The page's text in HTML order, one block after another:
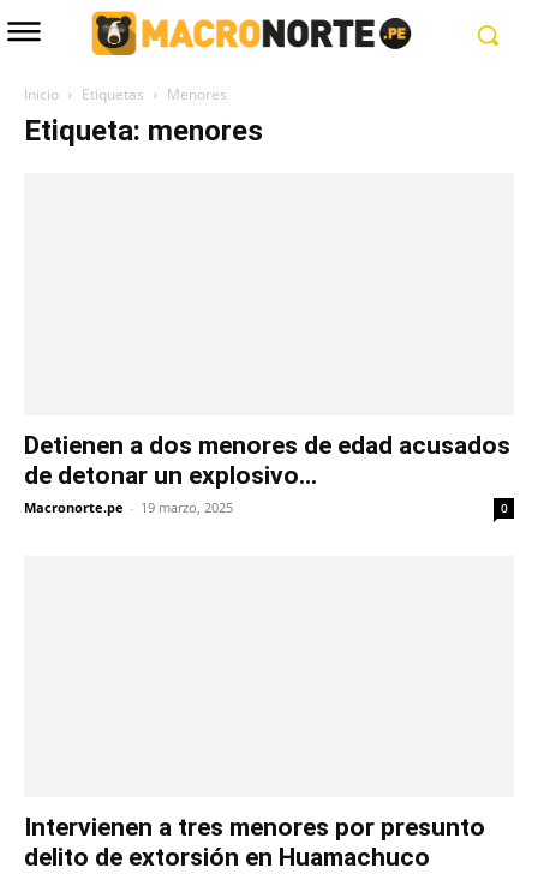
Inicio Etiquetas Menores
Etiqueta: menores
Detienen a dos menores de edad acusados
de detonar un explosivo...
Macronorte.pe - 19 marzo, 2025 0
Intervienen a tres menores por presunto
delito de extorsión en Huamachuco